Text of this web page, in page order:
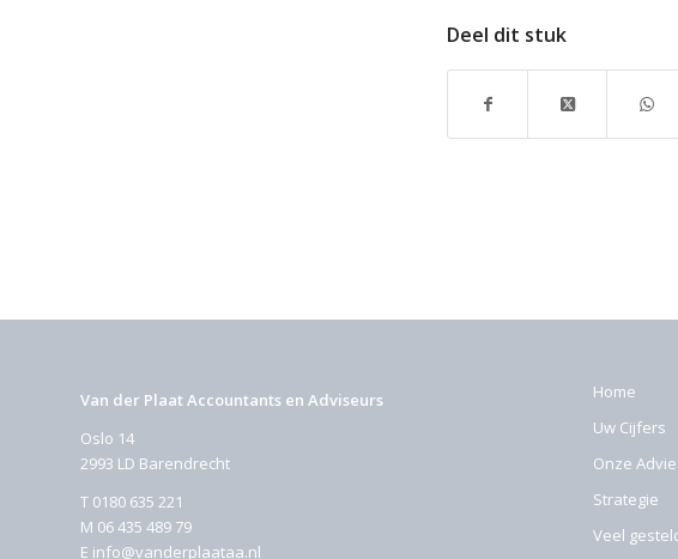
Deel dit stuk
Van der Plaat Accountants en Adviseurs
Oslo 14
2993 LD Barendrecht
T 0180 635 221
M 06 435 489 79
E info@vanderplaataa.nl
Home
Uw Cijfers
Onze
Strategie
Veel